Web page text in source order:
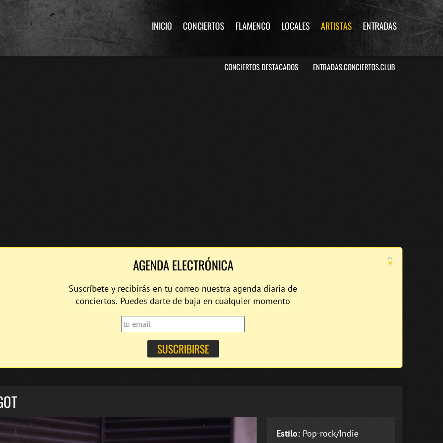
INICIO CONCIERTOS FLAMENCO LOCALES ARTISTAS ENTRADAS
CONCIERTOS DESTACADOS ENTRADAS.CONCIERTOS.CLUB
×
AGENDA ELECTRÓNICA
Suscríbete y recibirás en tu correo nuestra agenda diaria de
conciertos. Puedes darte de baja en cualquier momento
Estilo: Pop-rock/Indie